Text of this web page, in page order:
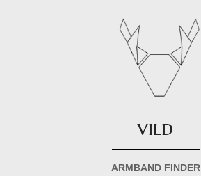
vild
ARMBAND FINDER